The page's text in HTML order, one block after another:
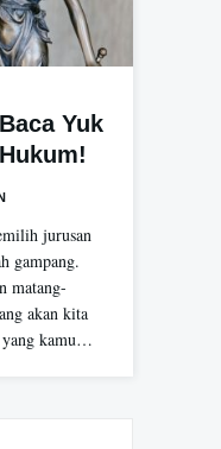
Yuk
jurusan
gampang.
matang-
akan kita
yang kamu…